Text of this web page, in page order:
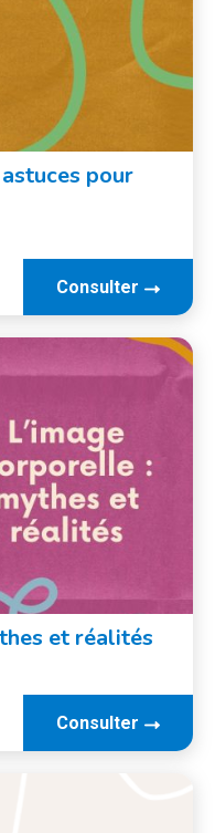
pour
Consulter
et réalités
Consulter